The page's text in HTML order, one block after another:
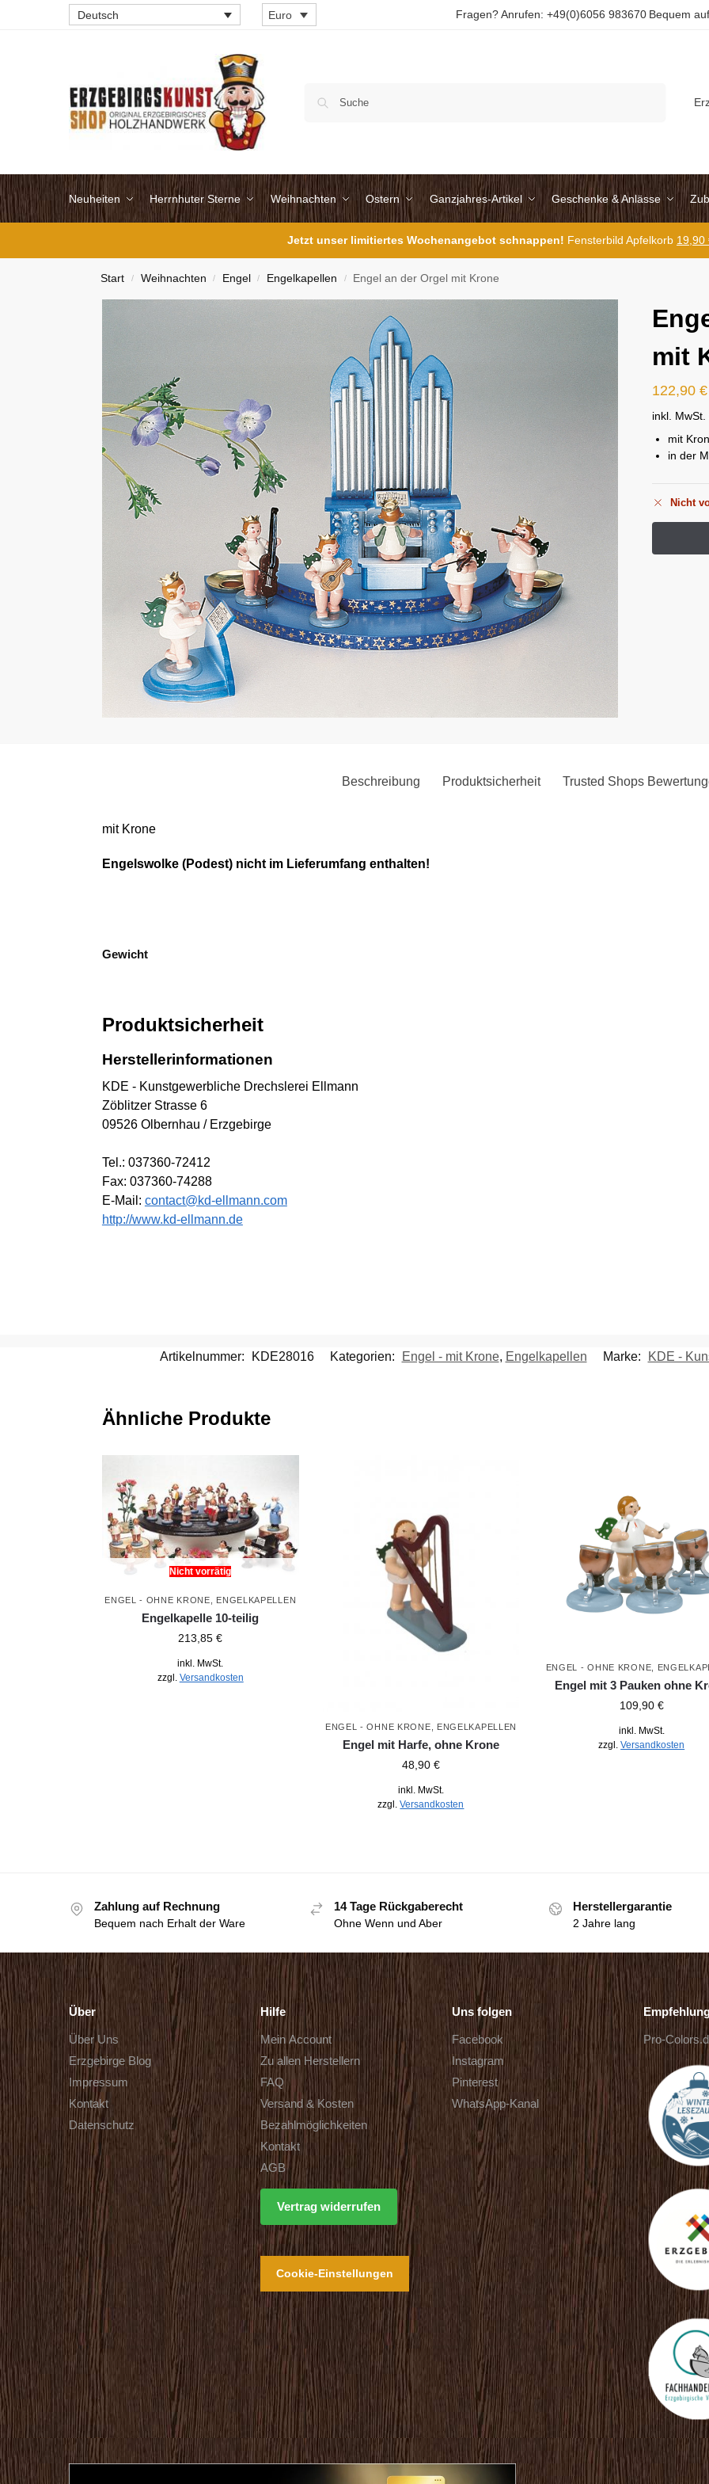
Deutsch Euro Fragen? Anrufen: +49(0)6056 983670 Bequem
Neuheiten Herrnhuter Sterne Weihnachten Ostern Ganzjahres-Artikel Geschenke & Anlässe
Jetzt unser limitiertes Wochenangebot schnappen! Fensterbild Apfelkorb 19,90
Start / Weihnachten / Engel / Engelkapellen / Engel an der Orgel mit Krone
mit
122,90€
inkl. MwSt.
mit
in der
Nicht
Beschreibung Produktsicherheit Trusted Shops
mit Krone
Engelswolke (Podest) nicht im Lieferumfang enthalten!
Gewicht
Produktsicherheit
Herstellerinformationen
KDE - Kunstgewerbliche Drechslerei Ellmann
Zöblitzer Strasse 6
09526 Olbernhau / Erzgebirge
Tel.: 037360-72412
Fax: 037360-74288
E-Mail: contact@kd-ellmann.com
http://www.kd-ellmann.de
Artikelnummer: KDE28016 Kategorien: Engel - mit Krone, Engelkapellen Marke: KDE -
Ähnliche Produkte
Nicht vorrätig
ENGEL - OHNE KRONE ENGELKAPELLEN
Engelkapelle 10-teilig
213,85€
inkl. MwSt.
zzgl. Versandkosten
ENGEL - OHNE KRONE ENGELKAPELLEN
Engel mit Harfe, ohne Krone
48,90 €
inkl. MwSt.
zzgl.Versandkosten
ENGEL - OHNE KRONE
Engel mit 3 Pauken ohne
109,90 €
inkl. MwSt.
zzgl.Versandkosten
Zahlung auf Rechnung
Bequem nach Erhalt der Ware
14 Tage Rückgaberecht
Ohne Wenn und Aber
Herstellergarantie
2 Jahre lang
Über
Über Uns
Erzgebirge Blog
Impressum
Kontakt
Datenschutz
Hilfe
Mein Account
Zu allen Herstellern
FAQ
Versand & Kosten
Bezahlmöglichkeiten
Kontakt
AGB
Vertrag widerrufen
Cookie-Einstellungen
Uns folgen
Facebook
Instagram
Pinterest
WhatsApp-Kanal
Pro-